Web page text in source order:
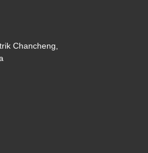
Chancheng,